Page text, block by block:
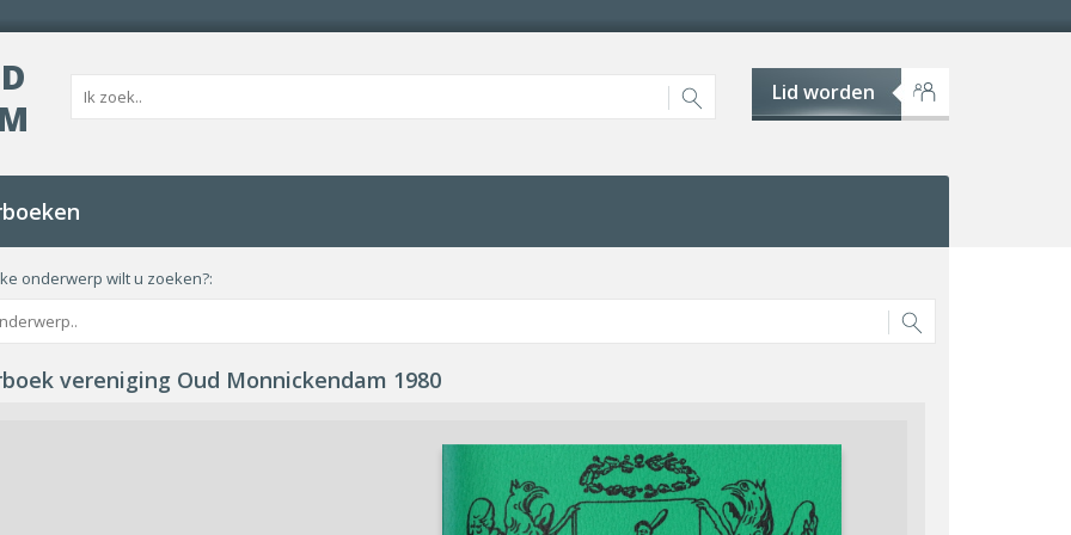
Lid worden
onderwerp wilt u zoeken?:
vereniging Oud Monnickendam 1980